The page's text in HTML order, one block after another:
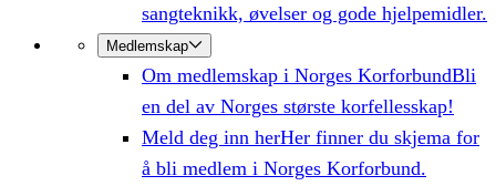
sangteknikk, øvelser og gode hjelpemidler.
Medlemskap
Om medlemskap i Norges KorforbundBli
en del av Norges største korfellesskap!
Meld deg inn herHer finner du skjema for
å bli medlem i Norges Korforbund.